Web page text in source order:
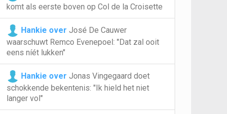
komt als eerste boven op Col de la Croisette
Hankie over José De Cauwer
waarschuwt Remco Evenepoel: "Dat zal ooit
eens níét lukken"
Hankie over Jonas Vingegaard doet
schokkende bekentenis: "Ik hield het niet
langer vol"